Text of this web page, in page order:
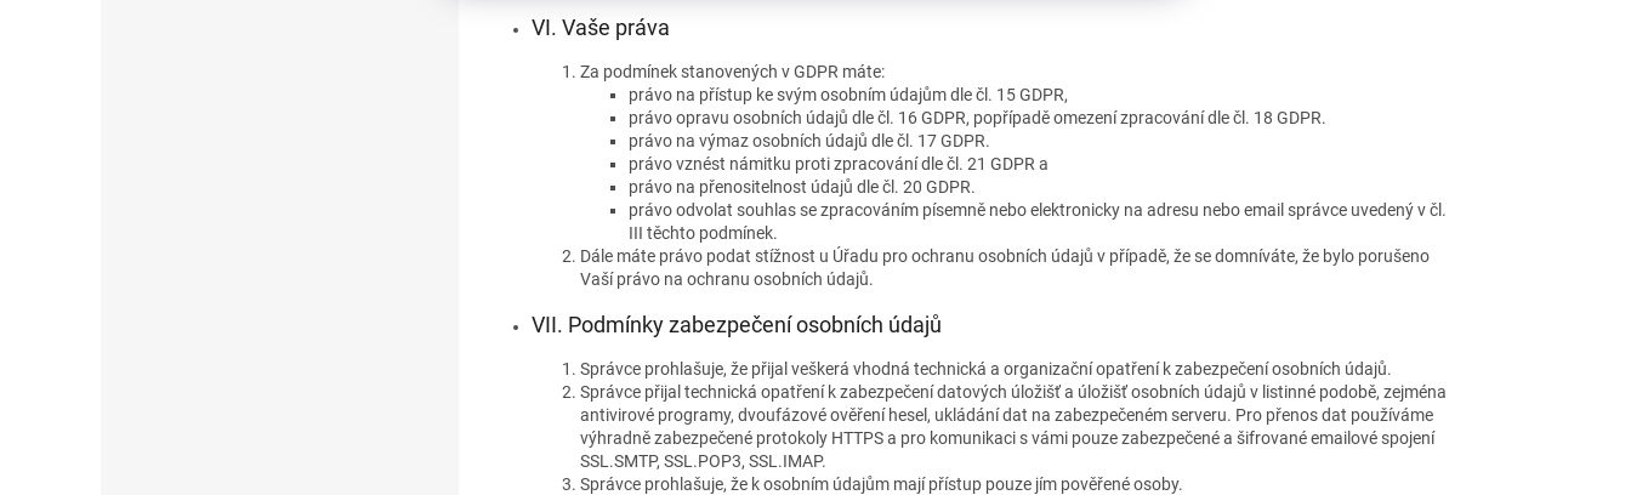
VI. Vaše práva
Za podmínek stanovených v GDPR máte:
právo na přístup ke svým osobním údajům dle čl. 15 GDPR,
právo opravu osobních údajů dle čl. 16 GDPR, popřípadě omezení zpracování dle čl. 18 GDPR.
právo na výmaz osobních údajů dle čl. 17 GDPR.
právo vznést námitku proti zpracování dle čl. 21 GDPR a
právo na přenositelnost údajů dle čl. 20 GDPR.
právo odvolat souhlas se zpracováním písemně nebo elektronicky na adresu nebo email správce uvedený v čl.
III těchto podmínek.
Dále máte právo podat stížnost u Úřadu pro ochranu osobních údajů v případě, že se domníváte, že bylo porušeno
Vaší právo na ochranu osobních údajů.
VII. Podmínky zabezpečení osobních údajů
Správce prohlašuje, že přijal veškerá vhodná technická a organizační opatření k zabezpečení osobních údajů.
Správce přijal technická opatření k zabezpečení datových úložišť a úložišť osobních údajů v listinné podobě, zejména
antivirové programy, dvoufázové ověření hesel, ukládání dat na zabezpečeném serveru. Pro přenos dat používáme
výhradně zabezpečené protokoly HTTPS a pro komunikaci s vámi pouze zabezpečené a šifrované emailové spojení
SSL.SMTP, SSL.POP3, SSL.IMAP.
Správce prohlašuje, že k osobním údajům mají přístup pouze jím pověřené osoby.